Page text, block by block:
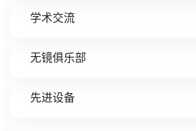
学术交流
无镜俱乐部
先进设备